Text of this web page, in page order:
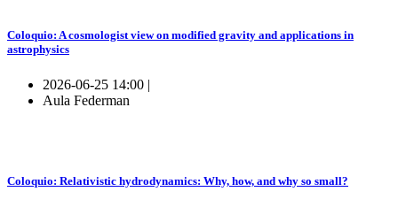
Coloquio: A cosmologist view on modified gravity and applications in
astrophysics
2026-06-25 14:00 |
Aula Federman
Coloquio: Relativistic hydrodynamics: Why, how, and why so small?